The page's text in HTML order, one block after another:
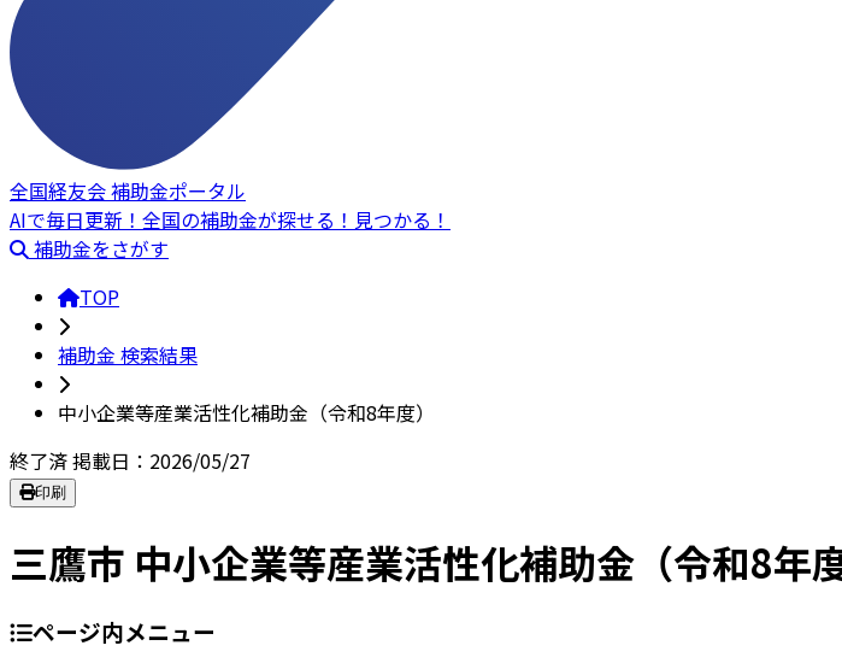
全国経友会 補助金ポータル
AIで毎日更新！全国の補助金が探せる！見つかる！
補助金をさがす
TOP
補助金 検索結果
中小企業等産業活性化補助金（令和8年度）
終了済掲載日：2026/05/27
印刷
三鷹市 中小企業等産業活性化補助金（令和8年
ページ内メニュー